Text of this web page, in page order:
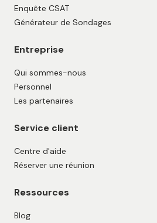
Enquête CSAT
Générateur de Sondages
Entreprise
Qui sommes-nous
Personnel
Les partenaires
Service client
Centre d'aide
Réserver une réunion
Ressources
Blog